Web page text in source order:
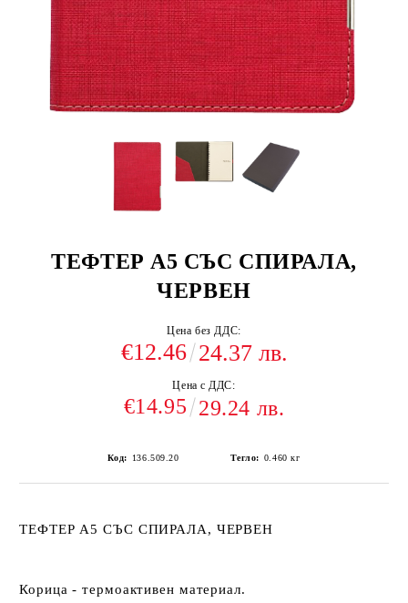
ТЕФТЕР А5 СЪС СПИРАЛА,
ЧЕРВЕН
Цена без ДДС:
€12.46 24.37 лв.
Цена с ДДС:
€14.95 29.24 лв.
Код: 136.509.20 Тегло: 0.460 кг
ТЕФТЕР А5 СЪС СПИРАЛА, ЧЕРВЕН
Корица - термоактивен материал.